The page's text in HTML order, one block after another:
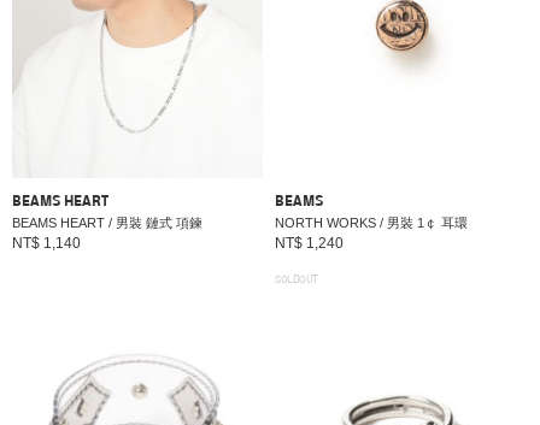
BEAMS HEART
BEAMS HEART / 男裝 鏈式 項鍊
NT$ 1,140
BEAMS
NORTH WORKS / 男裝 1￠ 耳環
NT$ 1,240
SOLDOUT